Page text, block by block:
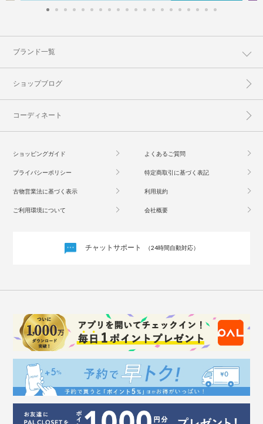
ブランド一覧
ショップブログ
コーディネート
ショッピングガイド よくあるご質問
プライバシーポリシー 特定商取引に基づく表記
古物営業法に基づく表示 利用規約
ご利用環境について 会社概要
チャットサポート （24時間自動対応）